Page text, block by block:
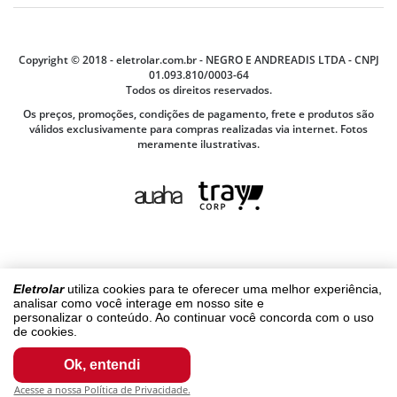
Eletrolarutiliza cookies para te oferecer uma melhor experiência,
analisar como você interage em nosso site e
personalizar o conteúdo. Ao continuar você concorda com o uso
de cookies.
Ok, entendi
Acesse a nossa Política de Privacidade.
Termos de Compra e Venda
Trocas ou Devoluções
Copyright © 2018 - eletrolar.com.br - NEGRO E ANDREADIS LTDA - CNPJ
01.093.810/0003-64
Todos os direitos reservados.
Os preços, promoções, condições de pagamento, frete e produtos são
válidos exclusivamente para compras realizadas via internet. Fotos
meramente ilustrativas.